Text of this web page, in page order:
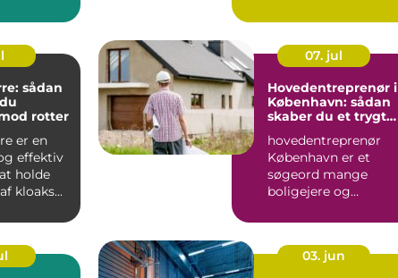
sådan
rotter
er en
effektiv
holde
kloaks...
07. jul
Hovedentreprenør i
København: sådan
skaber du et trygt
byggeprojekt
hovedentreprenør
København er et
søgeord mange
boligejere og
03. jun